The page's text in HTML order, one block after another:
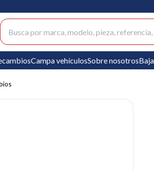
Buscar productos
Campa vehículosSobre nosotros